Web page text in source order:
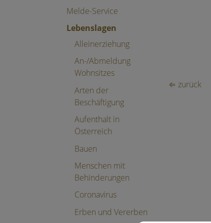
Melde-Service
Lebenslagen
Alleinerziehung
An-/Abmeldung
Wohnsitzes
Arten der
Beschäftigung
Aufenthalt in
Österreich
Bauen
Menschen mit
Behinderungen
Coronavirus
Erben und Vererben
⇐ zurück